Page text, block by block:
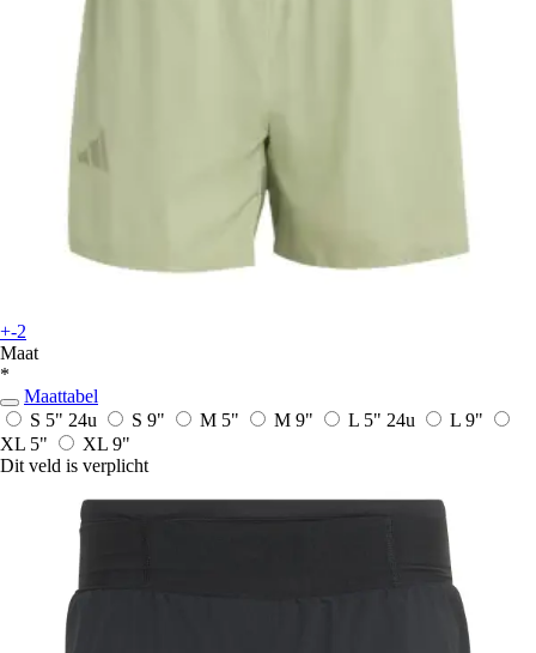
+-2
Maat
*
Maattabel
S 5" 24u S 9" M 5" M 9" L 5" 24u
L 9"
XL 5"
XL 9"
Dit veld is verplicht